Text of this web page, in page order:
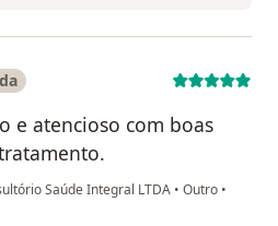
e atencioso com boas
Saúde Integral LTDA • Outro •